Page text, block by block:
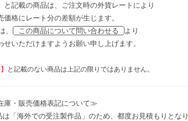
と記載の商品は、ご注文時の外貨レートにより
価格にレート分の差額が生じます。
、
この商品について問い合わせる
より
せいただけますようお願い申し上げます。
と記載のない商品は上記の限りではありません。
庫・販売価格表記について≫
「海外での受注製作品」のため、都度お見積もりとなり